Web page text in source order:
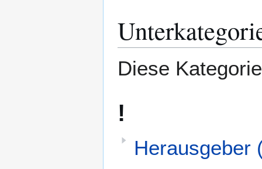
Diese
!
Herausgeber